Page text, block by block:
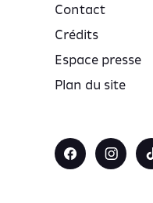
Contact
Crédits
Espace presse
Plan du site